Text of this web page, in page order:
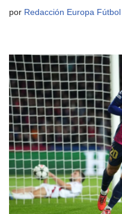
por Redacción Europa Fútbol